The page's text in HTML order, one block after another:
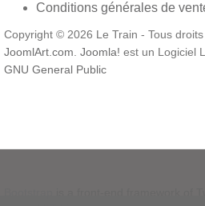
Conditions générales de
Copyright © 2026 Le Train - Tous
JoomlArt.com. Joomla! est un Logiciel
GNU General Public